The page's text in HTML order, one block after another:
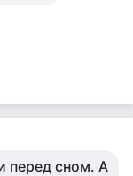
перед сном. А